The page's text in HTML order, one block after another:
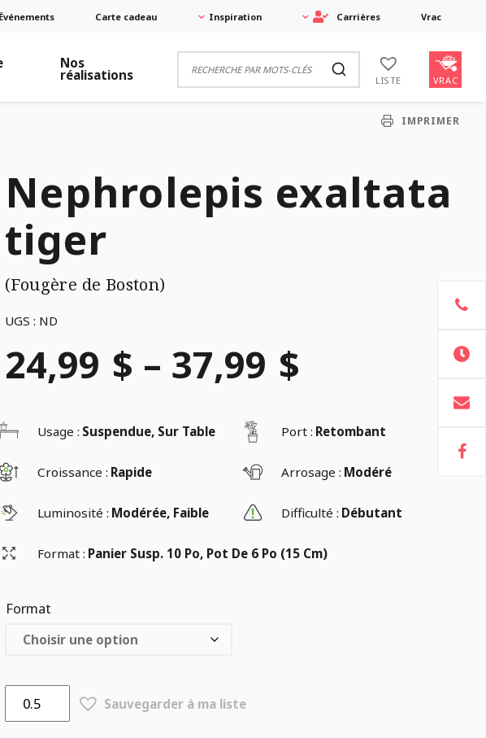
Événements Carte cadeau Inspiration Carrières Vrac
Nos
réalisations LISTE VRAC
IMPRIMER
Nephrolepis exaltata
tiger
(Fougère de Boston)
UGS : ND
$
24,99 – $
37,99
Plage
de
prix :
$24,99
à
$37,99
Usage : Suspendue, Sur Table Port : Retombant
Croissance : Rapide Arrosage : Modéré
Luminosité : Modérée, Faible Difficulté : Débutant
Format : Panier Susp. 10 Po, Pot De 6 Po (15 Cm)
Format
Sauvegarder à ma liste